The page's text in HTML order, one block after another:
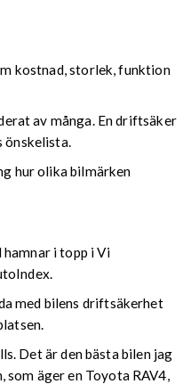
kostnad, storlek, funktion
av många. En driftsäker
önskelista.
hur olika bilmärken
hamnar i topp i Vi
med bilens driftsäkerhet
Det är den bästa bilen jag
som äger en Toyota RAV4,